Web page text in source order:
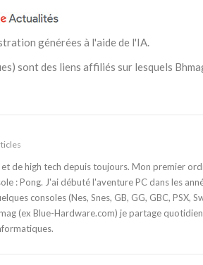
générées à l'aide de l'IA.
sont des liens affiliés sur lesquels
de high tech depuis toujours. Mon premier
: Pong. J'ai débuté l'aventure PC dans les
consoles (Nes, Snes, GB, GG, GBC, PSX,
(ex Blue-Hardware.com) je partage